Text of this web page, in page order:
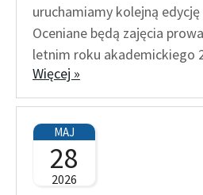
uruchamiamy kolejną
Oceniane będą zajęcia
letnim roku akademickiego
Więcej »
MAJ
28
2026